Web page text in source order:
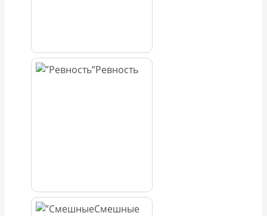
Ревность
Смешные